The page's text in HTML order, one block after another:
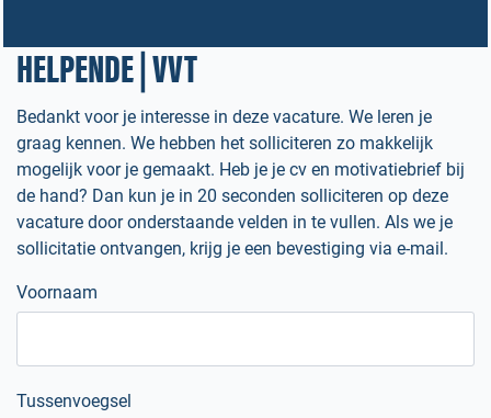
HELPENDE | VVT
Bedankt voor je interesse in deze vacature. We leren je
graag kennen. We hebben het solliciteren zo makkelijk
mogelijk voor je gemaakt. Heb je je cv en motivatiebrief bij
de hand? Dan kun je in 20 seconden solliciteren op deze
vacature door onderstaande velden in te vullen. Als we je
sollicitatie ontvangen, krijg je een bevestiging via e-mail.
Voornaam
Tussenvoegsel